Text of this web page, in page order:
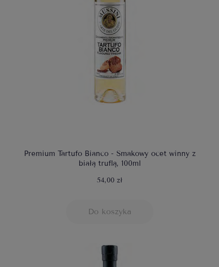
Premium Tartufo Bianco - Smakowy ocet winny z
białą truflą, 100ml
54,00 zł
Do koszyka